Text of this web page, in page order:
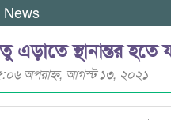
News
এড়াতে স্থানান্তর হতে
অপরাহ্ণ, আগস্ট ১৩, ২০২১